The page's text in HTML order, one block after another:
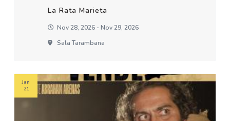
La Rata Marieta
Nov 28, 2026 - Nov 29, 2026
Sala Tarambana
Jan
21